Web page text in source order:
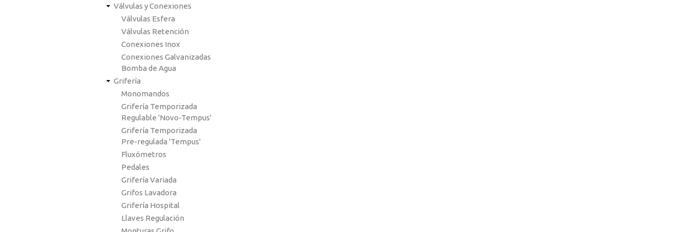
Válvulas y Conexiones
Válvulas Esfera
Válvulas Retención
Conexiones Inox
Conexiones Galvanizadas
Bomba de Agua
Grifería
Monomandos
Grifería Temporizada
Regulable 'Novo-Tempus'
Grifería Temporizada
Pre-regulada 'Tempus'
Fluxómetros
Pedales
Grifería Variada
Grifos Lavadora
Grifería Hospital
Llaves Regulación